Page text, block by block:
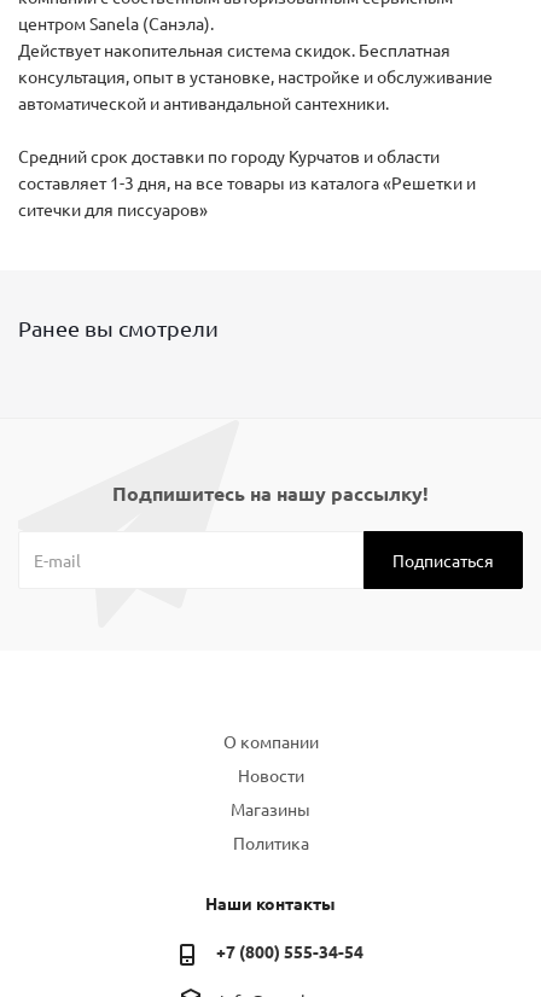
центром Sanela (Санэла).
Действует накопительная система скидок. Бесплатная
консультация, опыт в установке, настройке и обслуживание
автоматической и антивандальной сантехники.
Средний срок доставки по городу Курчатов и области
составляет 1-3 дня, на все товары из каталога «Решетки и
ситечки для писсуаров»
Ранее вы смотрели
Подпишитесь на нашу рассылку!
О компании
Новости
Магазины
Политика
Наши контакты
+7 (800) 555-34-54